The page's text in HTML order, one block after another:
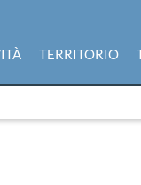
TERRITORIO